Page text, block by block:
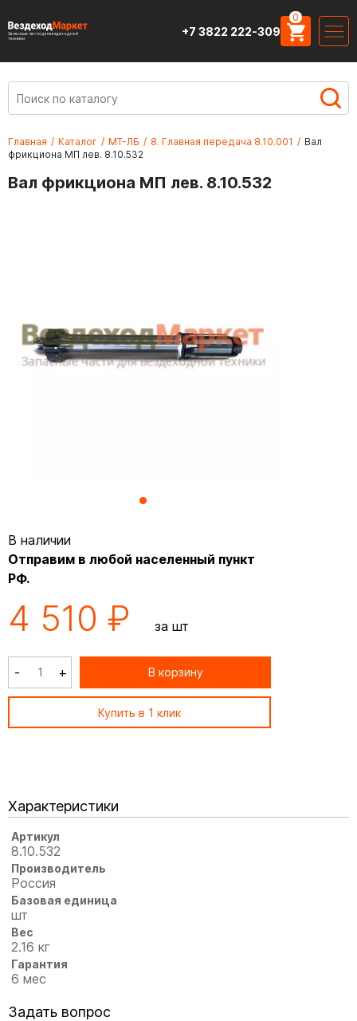
Запасные части для вездеходной
техники
+7 3822 222-309
0
Главная / Каталог / МТ-ЛБ / 8. Главная передача 8.10.001 / Вал
фрикциона МП лев. 8.10.532
Вал фрикциона МП лев. 8.10.532
В наличии
Отправим в любой населенный пункт
РФ.
4 510 ₽ за шт
- + В корзину
Купить в 1 клик
Характеристики
Артикул
8.10.532
Производитель
Россия
Базовая единица
шт
Вес
2.16 кг
Гарантия
6 мес
Задать вопрос